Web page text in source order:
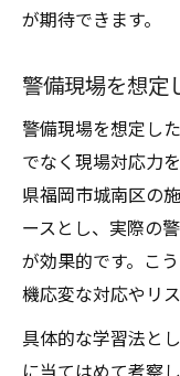
が期待できます。
警備現場を想定
警備現場を想定し
でなく現場対応力
県福岡市城南区の
ースとし、実際の
が効果的です。こ
機応変な対応やリ
具体的な学習法と
に当てはめて考察